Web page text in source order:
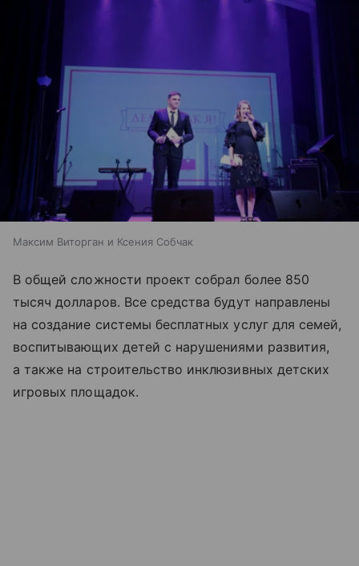
Максим Виторган и Ксения Собчак
В общей сложности проект собрал более 850
тысяч долларов. Все средства будут направлены
на создание системы бесплатных услуг для семей,
воспитывающих детей с нарушениями развития,
а также на строительство инклюзивных детских
игровых площадок.